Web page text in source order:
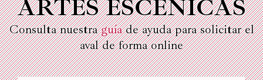
ARTES ESCÉNICAS
Consulta nuestraguíade ayuda para solicitar el
aval de forma online